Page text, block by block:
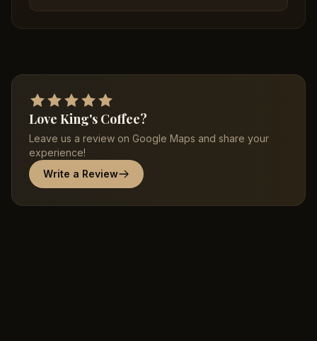
Love King's Coffee?
Leave us a review on Google Maps and share your
experience!
Write a Review